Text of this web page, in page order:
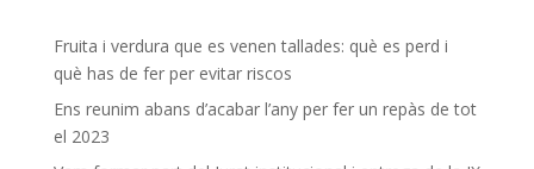
Fruita i verdura que es venen tallades: què es perd i
què has de fer per evitar riscos
Ens reunim abans d’acabar l’any per fer un repàs de tot
el 2023